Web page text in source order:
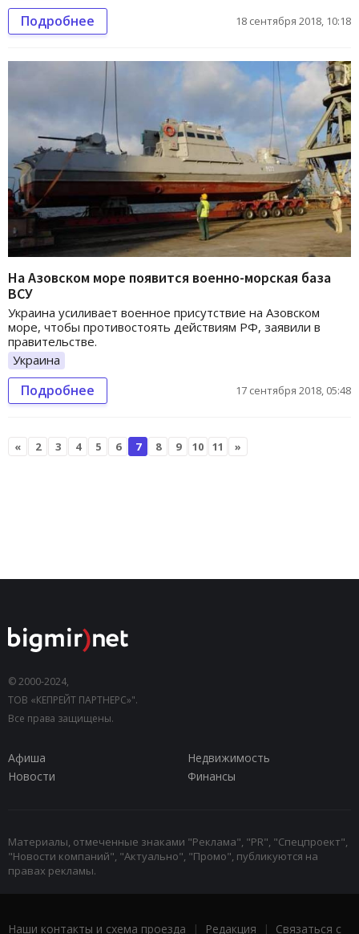
Подробнее 18 сентября 2018, 10:18
На Азовском море появится военно-морская база
ВСУ
Украина усиливает военное присутствие на Азовском
море, чтобы противостоять действиям РФ, заявили в
правительстве.
Украина
Подробнее 17 сентября 2018, 05:48
« 2 3 4 5 6 7 8 9 10 11 »
© 2000-2024,
ТОВ «КЕПРЕЙТ ПАРТНЕРС»".
Все права защищены.
Афиша
Недвижимость
Новости
Финансы
Материалы, отмеченные знаками "Реклама", "PR", "Спецпроект",
"Новости компаний", "Актуально", "Промо", публикуются на
правах рекламы.
Наши контакты и схема проезда | Редакция | Связаться с